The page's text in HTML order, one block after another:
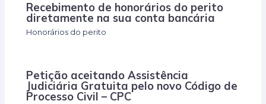
Recebimento de honorários do perito
diretamente na sua conta bancária
Honorários do perito
Petição aceitando Assistência
Judiciária Gratuita pelo novo Código de
Processo Civil – CPC